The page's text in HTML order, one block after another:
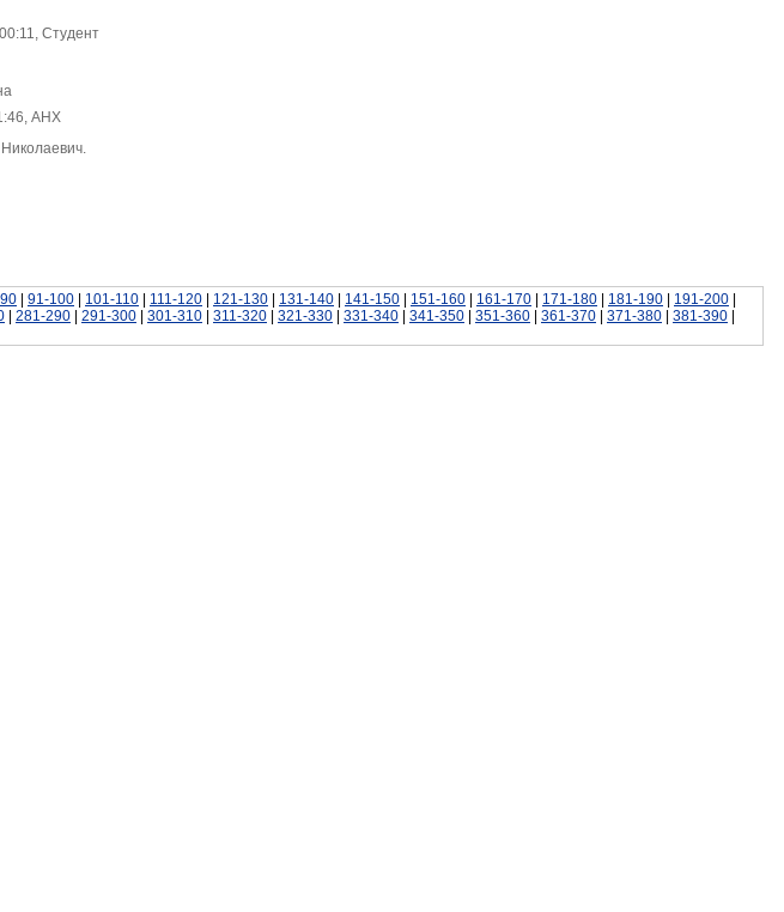
Студент
АНХ
91-100 101-110 111-120 121-130 131-140 141-150 151-160 161-170 171-180 181-190 191-200
281-290 291-300 301-310 311-320 321-330 331-340 341-350 351-360 361-370 371-380 381-390